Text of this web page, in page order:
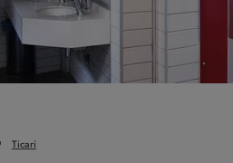
Ticari